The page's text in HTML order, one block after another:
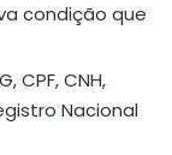
condição que
CPF, CNH,
Nacional